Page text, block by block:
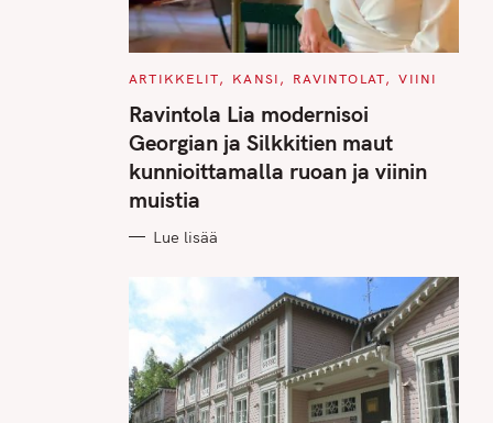
C
T
E
G
O
R
I
S
ARTIKKELIT KANSI RAVINTOLAT VIINI
Ravintola Lia modernisoi
Georgian ja Silkkitien maut
kunnioittamalla ruoan ja viinin
muistia
Lue lisää